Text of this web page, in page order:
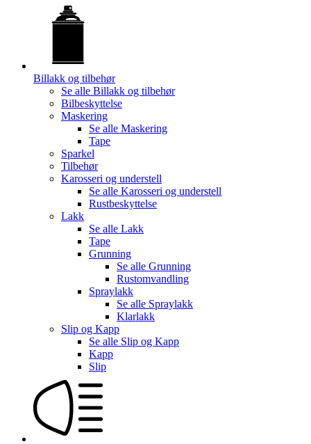
Billakk og tilbehør
Se alle Billakk og tilbehør
Bilbeskyttelse
Maskering
Se alle Maskering
Tape
Sparkel
Tilbehør
Karosseri og understell
Se alle Karosseri og understell
Rustbeskyttelse
Lakk
Se alle Lakk
Tape
Grunning
Se alle Grunning
Rustomvandling
Spraylakk
Se alle Spraylakk
Klarlakk
Slip og Kapp
Se alle Slip og Kapp
Kapp
Slip